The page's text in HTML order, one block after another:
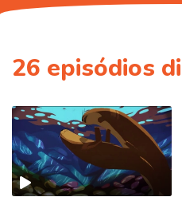
26 episódios